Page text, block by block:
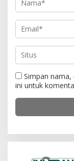
Simpan
ini untuk